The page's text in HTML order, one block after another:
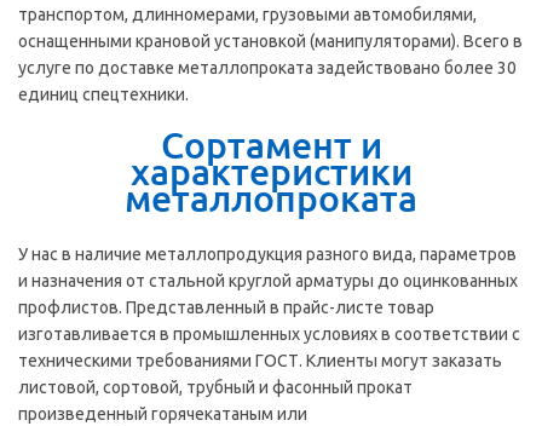
транспортом, длинномерами, грузовыми автомобилями,
оснащенными крановой установкой (манипуляторами). Всего в
услуге по доставке металлопроката задействовано более 30
единиц спецтехники.
Сортамент и
характеристики
металлопроката
У нас в наличие металлопродукция разного вида, параметров
и назначения от стальной круглой арматуры до оцинкованных
профлистов. Представленный в прайс-листе товар
изготавливается в промышленных условиях в соответствии с
техническими требованиями ГОСТ. Клиенты могут заказать
листовой, сортовой, трубный и фасонный прокат
произведенный горячекатаным или